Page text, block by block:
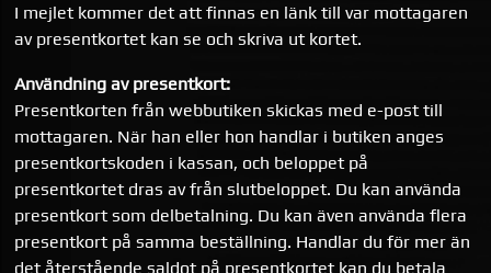
I mejlet kommer det att finnas en länk till var mottagaren
av presentkortet kan se och skriva ut kortet.
Användning av presentkort:
Presentkorten från webbutiken skickas med e-post till
mottagaren. När han eller hon handlar i butiken anges
presentkortskoden i kassan, och beloppet på
presentkortet dras av från slutbeloppet. Du kan använda
presentkort som delbetalning. Du kan även använda flera
presentkort på samma beställning. Handlar du för mer än
det återstående saldot på presentkortet kan du betala